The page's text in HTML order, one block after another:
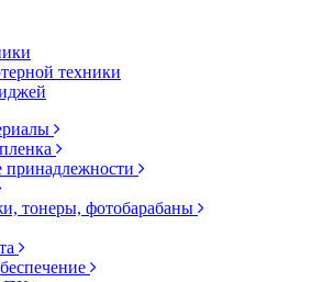
техники
принадлежности
тонеры, фотобарабаны